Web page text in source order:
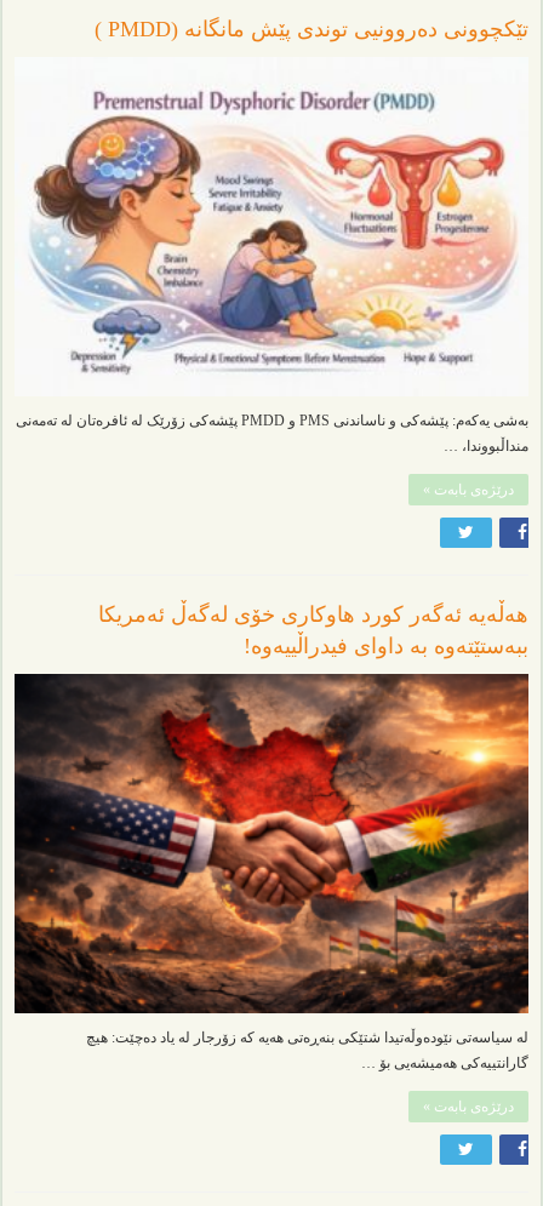
تێکچوونی دەروونیی توندی پێش مانگانە (PMDD )
بەشی یەکەم: پێشەکی و ناساندنی PMS و PMDD پێشەکی زۆرێک لە ئافرەتان لە تەمەنی
منداڵبووندا، …
درێژەی بابەت »
هەڵەیە ئەگەر کورد هاوکاری خۆی لەگەڵ ئەمریکا
ببەستێتەوە بە داوای فیدراڵییەوە!
لە سیاسەتی نێودەوڵەتیدا شتێکی بنەڕەتی هەیە کە زۆرجار لە یاد دەچێت: هیچ
گارانتییەکی هەمیشەیی بۆ …
درێژەی بابەت »